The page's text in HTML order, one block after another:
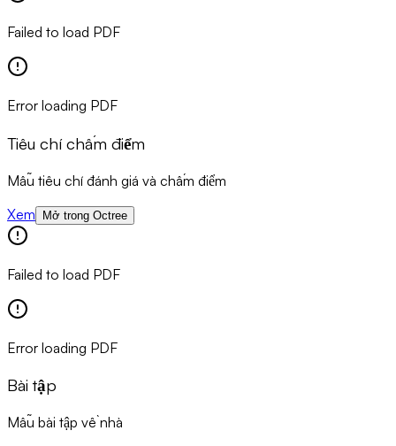
Failed to load PDF
Error loading PDF
Tiêu chí chấm điểm
Mẫu tiêu chí đánh giá và chấm điểm
Xem
Mở trong Octree
Failed to load PDF
Error loading PDF
Bài tập
Mẫu bài tập về nhà